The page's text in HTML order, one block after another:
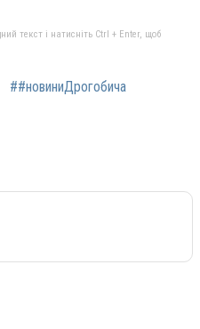
текст і натисніть Ctrl + Enter, щоб
##новиниДрогобича